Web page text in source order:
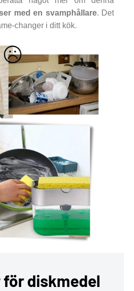
med en svamphållare. Det
changer i ditt kök.
för diskmedel